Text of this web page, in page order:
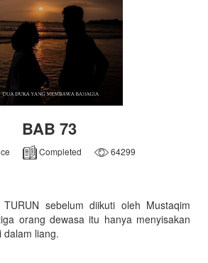
BAB 73
Completed 64299
TURUN sebelum diikuti oleh Mustaqim
orang dewasa itu hanya menyisakan
dalam liang.